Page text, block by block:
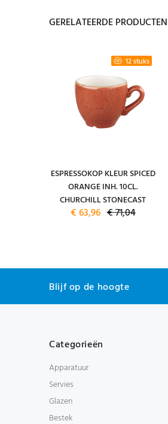
GERELATEERDE PRODUCTEN
12 stuks
ESPRESSOKOP KLEUR SPICED
ORANGE INH. 10CL.
CHURCHILL STONECAST
€ 63,96 € 71,04
Blijf op de hoogte
Categorieën
Apparatuur
Servies
Glazen
Bestek